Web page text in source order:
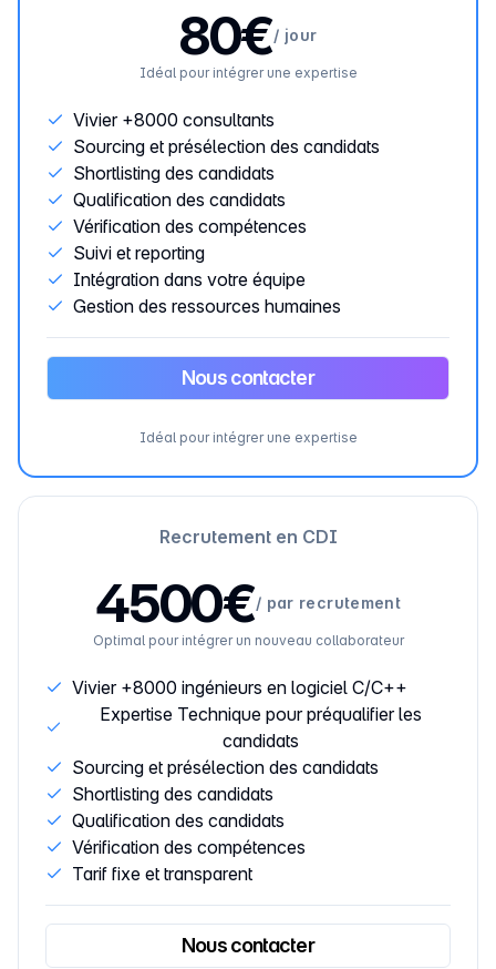
80€/ jour
Idéal pour intégrer une expertise
Vivier +8000 consultants
Sourcing et présélection des candidats
Shortlisting des candidats
Qualification des candidats
Vérification des compétences
Suivi et reporting
Intégration dans votre équipe
Gestion des ressources humaines
Nous contacter
Idéal pour intégrer une expertise
Recrutement en CDI
4500€/ par recrutement
Optimal pour intégrer un nouveau collaborateur
Vivier +8000 ingénieurs en logiciel C/C++
Expertise Technique pour préqualifier les
candidats
Sourcing et présélection des candidats
Shortlisting des candidats
Qualification des candidats
Vérification des compétences
Tarif fixe et transparent
Nous contacter